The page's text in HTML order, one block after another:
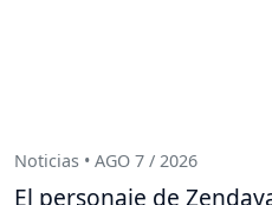
Noticias • AGO 7 / 2026
El personaje de